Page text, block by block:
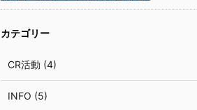
カテゴリー
CR活動 (4)
INFO (5)